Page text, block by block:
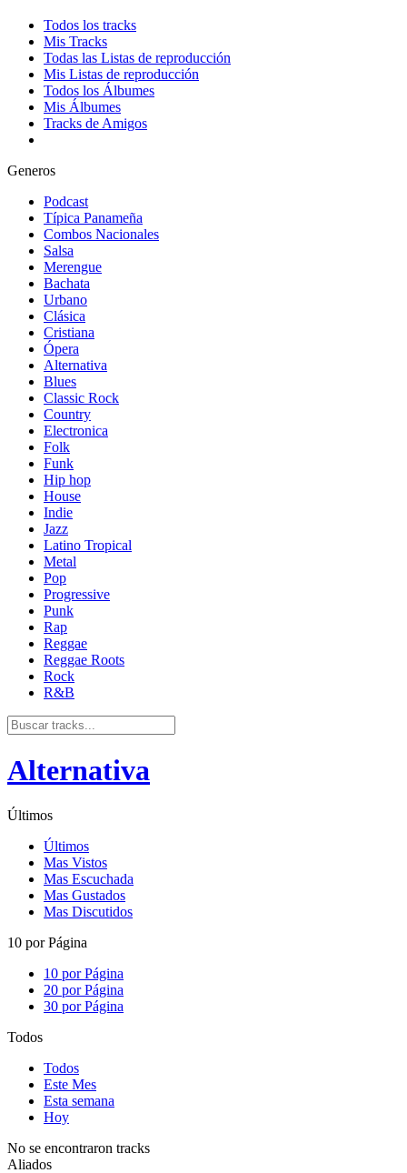
Todos los tracks
Mis Tracks
Todas las Listas de reproducción
Mis Listas de reproducción
Todos los Álbumes
Mis Álbumes
Tracks de Amigos
Generos
Podcast
Típica Panameña
Combos Nacionales
Salsa
Merengue
Bachata
Urbano
Clásica
Cristiana
Ópera
Alternativa
Blues
Classic Rock
Country
Electronica
Folk
Funk
Hip hop
House
Indie
Jazz
Latino Tropical
Metal
Pop
Progressive
Punk
Rap
Reggae
Reggae Roots
Rock
R&B
Alternativa
Últimos
Últimos
Mas Vistos
Mas Escuchada
Mas Gustados
Mas Discutidos
10 por Página
10 por Página
20 por Página
30 por Página
Todos
Todos
Este Mes
Esta semana
Hoy
No se encontraron tracks
Aliados